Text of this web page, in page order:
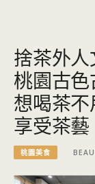
捨茶外
桃園古
想喝茶
享受茶藝
桃園美食